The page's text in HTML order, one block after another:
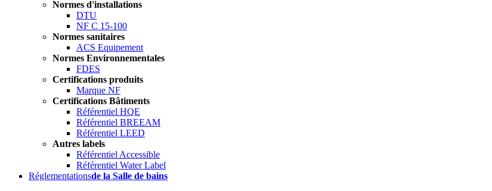
Normes d'installations
DTU
NF C 15-100
Normes sanitaires
ACS Equipement
Normes Environnementales
FDES
Certifications produits
Marque NF
Certifications Bâtiments
Référentiel HQE
Référentiel BREEAM
Référentiel LEED
Autres labels
Référentiel Accessible
Référentiel Water Label
Réglementationsde la Salle de bains